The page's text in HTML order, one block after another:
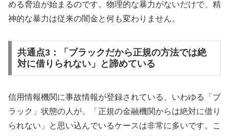
める脅迫が始まるのです。物理的な暴力がないだけで、精
神的な暴力は従来の闇金と何も変わりません。
共通点3：「ブラックだから正規の方法では絶
対に借りられない」と諦めている
信用情報機関に事故情報が登録されている、いわゆる「ブ
ラック」状態の人が、「正規の金融機関からは絶対に借り
られない」と思い込んでいるケースは非常に多いです。こ